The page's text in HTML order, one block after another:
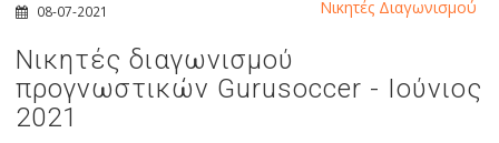
08-07-2021
Νικητές διαγωνισμού
προγνωστικών Gurusoccer - Ιούνιος
2021
Νικητές Διαγωνισμού